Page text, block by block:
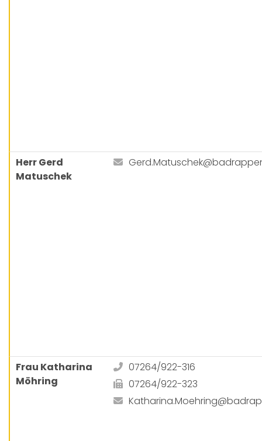
Herr Gerd
Matuschek
Frau Katharina
Möhring
07264/922-316
07264/922-323